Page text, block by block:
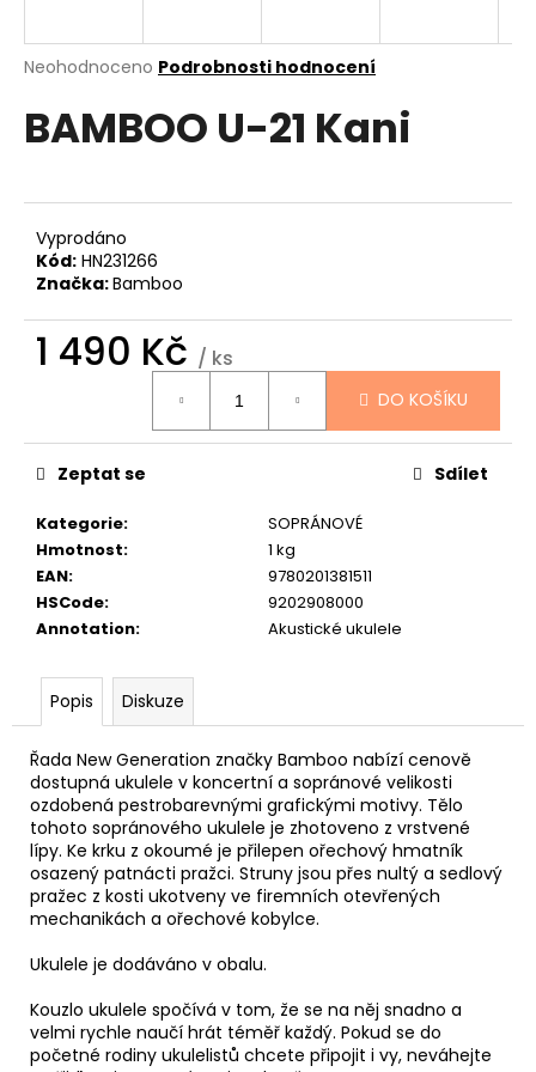
Průměrné
produktu
je
5
hvězdiček.
Neohodnoceno Podrobnosti hodnocení
BAMBOO U-21 Kani
Vyprodáno
Kód: HN231266
Značka:Bamboo
1 490 Kč / ks
DO KOŠÍKU
Kategorie:
SOPRÁNOVÉ
Hmotnost:
1 kg
EAN:
9780201381511
HSCode:
9202908000
Annotation: Akustické ukulele
Zeptat se Sdílet
Popis Diskuze
Řada New Generation značky Bamboo nabízí cenově
dostupná ukulele v koncertní a sopránové velikosti
ozdobená pestrobarevnými grafickými motivy. Tělo
tohoto sopránového ukulele je zhotoveno z vrstvené
lípy. Ke krku z okoumé je přilepen ořechový hmatník
osazený patnácti pražci. Struny jsou přes nultý a sedlový
pražec z kosti ukotveny ve firemních otevřených
mechanikách a ořechové kobylce.
Ukulele je dodáváno v obalu.
Kouzlo ukulele spočívá v tom, že se na něj snadno a
velmi rychle naučí hrát téměř každý. Pokud se do
početné rodiny ukulelistů chcete připojit i vy, neváhejte
j
t
?
p
o
u
č
u
e
m
STRINGS
DRAGON
SKIN+
COATED
PHOSPHOR
BRONZE
LIGHT
12-
54
PRO
KYTARU
400
Kč